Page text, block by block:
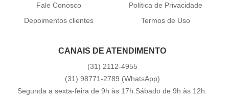
Fale Conosco
Depoimentos clientes
Política de Privacidade
Termos de Uso
CANAIS DE ATENDIMENTO
(31) 2112-4955
(31) 98771-2789 (WhatsApp)
Segunda a sexta-feira de 9h às 17h.Sábado de 9h às 12h.